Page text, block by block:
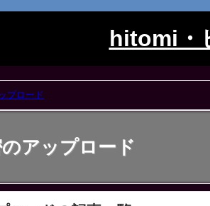
hitomi・
プロード
アップロード